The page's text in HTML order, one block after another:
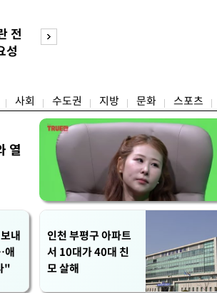
시설도
나섰다.
어 신체가
생명에 치
전
성
사회 수도권 지방 문화 스포츠
열
내
애
"
인천 부평구 아파트
서 10대가 40대 친
모 살해